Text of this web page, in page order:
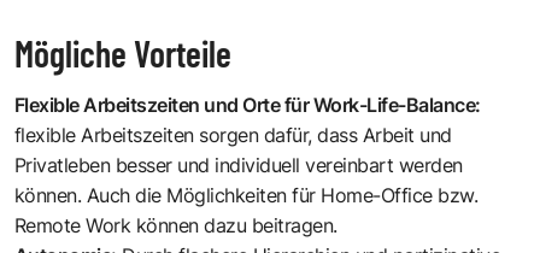
Mögliche Vorteile
Flexible Arbeitszeiten und Orte für Work-Life-Balance:
flexible Arbeitszeiten sorgen dafür, dass Arbeit und
Privatleben besser und individuell vereinbart werden
können. Auch die Möglichkeiten für Home-Office bzw.
Remote Work können dazu beitragen.